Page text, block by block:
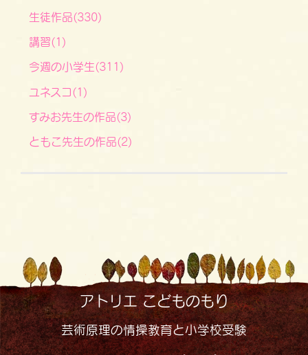
生徒作品(330)
講習(1)
今週の小学生(311)
ユネスコ(1)
すみお先生の作品(3)
ともこ先生の作品(2)
アトリエ こどものもり
芸術原理の情操教育と小学校受験